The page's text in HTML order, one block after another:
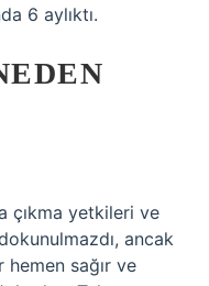
6 aylıktı.
çıkma yetkileri ve
ancak
hemen sağır ve